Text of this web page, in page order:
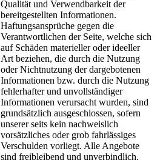
Qualität und Verwendbarkeit der
bereitgestellten Informationen.
Haftungsansprüche gegen die
Verantwortlichen der Seite, welche sich
auf Schäden materieller oder ideeller
Art beziehen, die durch die Nutzung
oder Nichtnutzung der dargebotenen
Informationen bzw. durch die Nutzung
fehlerhafter und unvollständiger
Informationen verursacht wurden, sind
grundsätzlich ausgeschlossen, sofern
unserer seits kein nachweislich
vorsätzliches oder grob fahrlässiges
Verschulden vorliegt. Alle Angebote
sind freibleibend und unverbindlich.